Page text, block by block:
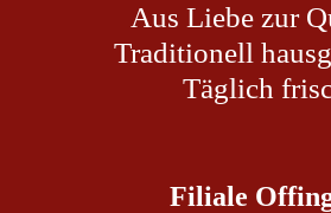
Aus Liebe zur
Traditionell
Täglich
Filiale